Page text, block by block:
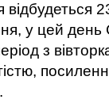
відбудеться
у цей
з